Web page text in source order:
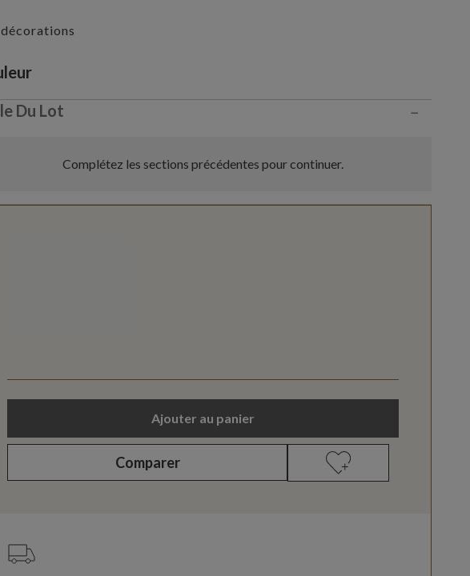
selection
Du Lot
−
Complétez les sections précédentes pour continuer.
Ajouter au panier
Comparer